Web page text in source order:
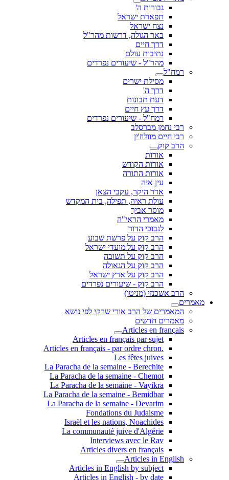
גבורות ה'
תפארת ישראל
נצח ישראל
באר הגולה, דרשות מהר"ל
דרך חיים
נתיבות עולם
מהר"ל - שיעורים נפרדים
רמח"ל
מסילת ישרים
דרך ה'
דעת תבונות
דרך עץ חיים
רמח"ל - שיעורים נפרדים
רבי נחמן מברסלב
רבי חיים מוולוז'ין
הרב קוק
אורות
אורות הקודש
אורות התורה
עין איה
אדר היקר, עקבי הצאן
עולת ראיה, תפילה, בית המקדש
מוסר אביך
מאמרי הראי"ה
לנבוכי הדור
הרב קוק על פרשת שבוע
הרב קוק על מועדי ישראל
הרב קוק על תשובה
הרב קוק על הגאולה
הרב קוק על ארץ ישראל
הרב קוק - שיעורים נפרדים
הרב אשכנזי (מניטו)
מאמרים
המאמרים של הרב אורי שרקי לפי נושא
מאמרים חדשים
Articles en français
Articles en français par sujet
.Articles en français - par ordre chron
Les fêtes juives
La Paracha de la semaine - Berechite
La Paracha de la semaine - Chemot
La Paracha de la semaine - Vayikra
La Paracha de la semaine - Bemidbar
La Paracha de la semaine - Devarim
Fondations du Judaisme
Israël et les nations, Noachides
La communauté juive d'Algérie
Interviews avec le Rav
Articles divers en français
Articles in English
Articles in English by subject
Articles in English - by date